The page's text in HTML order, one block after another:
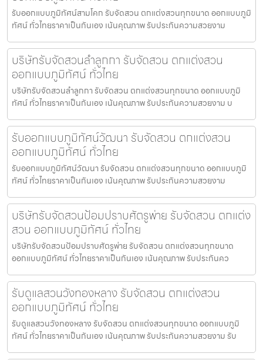
รับออกแบบภูมิทัศน์สามโคก รับจัดสวน ตกแต่งสวนทุกขนาด ออกแบบภูมิ
ทัศน์ ทั่วไทยราคาเป็นกันเอง เน้นคุณภาพ รับประกันความสวยงาม
บริษัทรับจัดสวนลำลูกกา รับจัดสวน ตกแต่งสวน
ออกแบบภูมิทัศน์ ทั่วไทย
บริษัทรับจัดสวนลำลูกกา รับจัดสวน ตกแต่งสวนทุกขนาด ออกแบบภูมิ
ทัศน์ ทั่วไทยราคาเป็นกันเอง เน้นคุณภาพ รับประกันความสวยงาม บ
รับออกแบบภูมิทัศน์วัฒนา รับจัดสวน ตกแต่งสวน
ออกแบบภูมิทัศน์ ทั่วไทย
รับออกแบบภูมิทัศน์วัฒนา รับจัดสวน ตกแต่งสวนทุกขนาด ออกแบบภูมิ
ทัศน์ ทั่วไทยราคาเป็นกันเอง เน้นคุณภาพ รับประกันความสวยงาม
บริษัทรับจัดสวนป้อมปราบศัตรูพ่าย รับจัดสวน ตกแต่ง
สวน ออกแบบภูมิทัศน์ ทั่วไทย
บริษัทรับจัดสวนป้อมปราบศัตรูพ่าย รับจัดสวน ตกแต่งสวนทุกขนาด
ออกแบบภูมิทัศน์ ทั่วไทยราคาเป็นกันเอง เน้นคุณภาพ รับประกันคว
รับดูแลสวนวังทองหลาง รับจัดสวน ตกแต่งสวน
ออกแบบภูมิทัศน์ ทั่วไทย
รับดูแลสวนวังทองหลาง รับจัดสวน ตกแต่งสวนทุกขนาด ออกแบบภูมิ
ทัศน์ ทั่วไทยราคาเป็นกันเอง เน้นคุณภาพ รับประกันความสวยงาม รับ